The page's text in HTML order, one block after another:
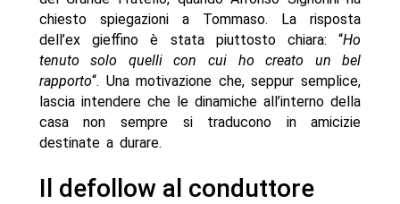
chiesto spiegazioni a Tommaso. La risposta
dell’ex gieffino è stata piuttosto chiara: “Ho
tenuto solo quelli con cui ho creato un bel
rapporto“. Una motivazione che, seppur semplice,
lascia intendere che le dinamiche all’interno della
casa non sempre si traducono in amicizie
destinate a durare.
Il defollow al conduttore